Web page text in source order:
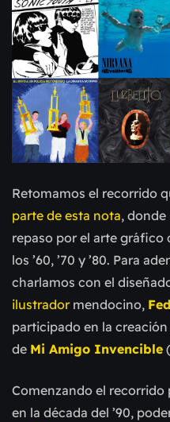
Retomamos el recorrido
parte de esta nota,
repaso por el arte gráfico
los ’60, ’70 y ’80. Para
charlamos con el
ilustradormendocino,
participado en la
de Mi Amigo Invencible
Comenzando el recorrido
en la década del ’90,